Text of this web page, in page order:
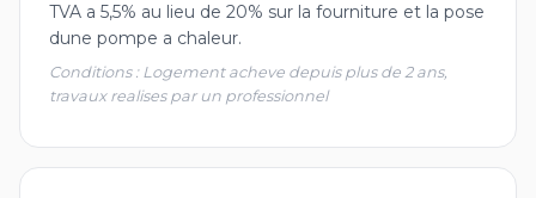
TVA a 5,5% au lieu de 20% sur la fourniture et la pose
dune pompe a chaleur.
Conditions : Logement acheve depuis plus de 2 ans,
travaux realises par un professionnel